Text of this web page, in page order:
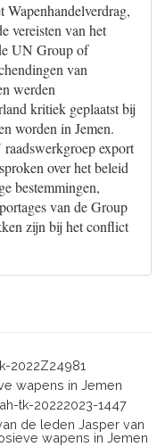
Wapenhandelverdrag,
vereisten van het
UN Group of
van
werden
kritiek geplaatst bij
worden in Jemen.
export
over het beleid
bestemmingen,
van de Group
zijn bij het conflict
2022Z24981
wapens in Jemen
tk-20222023-1447
de leden Jasper van
wapens in Jemen